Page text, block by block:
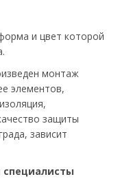
и цвет которой
монтаж
элементов,
защиты
зависит